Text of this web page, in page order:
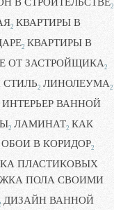
2
2 КВАРТИРЫ В
2 КВАРТИРЫ В
ОТ ЗАСТРОЙЩИКА2
2 ЛИНОЛЕУМА2
ИНТЕРЬЕР ВАННОЙ
2 ЛАМИНАТ2 КАК
ОБОИ В КОРИДОР2
ПЛАСТИКОВЫХ
ПОЛА СВОИМИ
ДИЗАЙН ВАННОЙ